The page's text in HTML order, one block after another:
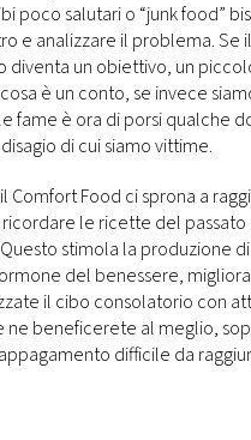
poco salutari o “junk food”
e analizzare il problema. Se
diventa un obiettivo, un
è un conto, se invece
fame è ora di porsi qualche
di cui siamo vittime.
Comfort Food ci sprona a
le ricette del passato
stimola la produzione di
del benessere,
il cibo consolatorio con
ne beneficerete al meglio,
difficile da